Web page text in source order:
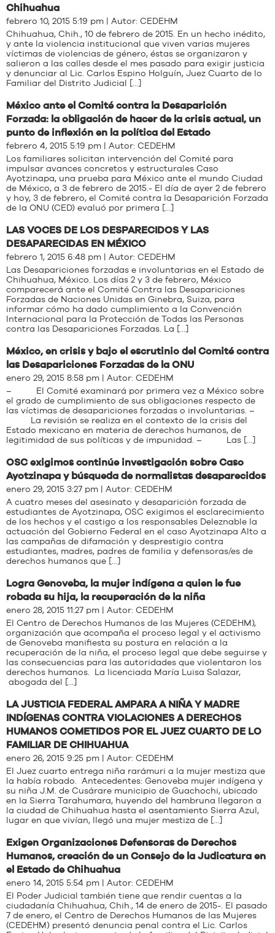
Chihuahua
febrero 10, 2015 5:19 pm | Autor: CEDEHM
Chihuahua, Chih., 10 de febrero de 2015. En un hecho inédito,
y ante la violencia institucional que viven varias mujeres
víctimas de violencias de género, éstas se organizaron y
salieron a las calles desde el mes pasado para exigir justicia
y denunciar al Lic. Carlos Espino Holguín, Juez Cuarto de lo
Familiar del Distrito Judicial […]
México ante el Comité contra la Desaparición
Forzada: la obligación de hacer de la crisis actual, un
punto de inflexión en la política del Estado
febrero 4, 2015 5:19 pm | Autor: CEDEHM
Los familiares solicitan intervención del Comité para
impulsar avances concretos y estructurales Caso
Ayotzinapa, una prueba para México ante el mundo Ciudad
de México, a 3 de febrero de 2015.- El día de ayer 2 de febrero
y hoy, 3 de febrero, el Comité contra la Desaparición Forzada
de la ONU (CED) evaluó por primera […]
LAS VOCES DE LOS DESPARECIDOS Y LAS
DESAPARECIDAS EN MÉXICO
febrero 1, 2015 6:48 pm | Autor: CEDEHM
Las Desapariciones forzadas e involuntarias en el Estado de
Chihuahua, México. Los días 2 y 3 de febrero, México
comparecerá ante el Comité Contra las Desapariciones
Forzadas de Naciones Unidas en Ginebra, Suiza, para
informar cómo ha dado cumplimiento a la Convención
Internacional para la Protección de Todas las Personas
contra las Desapariciones Forzadas. La […]
México, en crisis y bajo el escrutinio del Comité contra
las Desapariciones Forzadas de la ONU
enero 29, 2015 8:58 pm | Autor: CEDEHM
– El Comité examinará por primera vez a México sobre
el grado de cumplimiento de sus obligaciones respecto de
las víctimas de desapariciones forzadas o involuntarias. –
La revisión se realiza en el contexto de la crisis del
Estado mexicano en materia de derechos humanos, de
legitimidad de sus políticas y de impunidad. – Las […]
OSC exigimos continúe investigación sobre Caso
Ayotzinapa y búsqueda de normalistas desaparecidos
enero 29, 2015 3:27 pm | Autor: CEDEHM
A cuatro meses del asesinato y desaparición forzada de
estudiantes de Ayotzinapa, OSC exigimos el esclarecimiento
de los hechos y el castigo a los responsables Deleznable la
actuación del Gobierno Federal en el caso Ayotzinapa Alto a
las campañas de difamación y desprestigio contra
estudiantes, madres, padres de familia y defensoras/es de
derechos humanos que […]
Logra Genoveba, la mujer indígena a quien le fue
robada su hija, la recuperación de la niña
enero 28, 2015 11:27 pm | Autor: CEDEHM
El Centro de Derechos Humanos de las Mujeres (CEDEHM),
organización que acompaña el proceso legal y el activismo
de Genoveba manifiesta su postura en relación a la
recuperación de la niña, el proceso legal que debe seguirse y
las consecuencias para las autoridades que violentaron los
derechos humanos. La licenciada María Luisa Salazar,
abogada del […]
LA JUSTICIA FEDERAL AMPARA A NIÑA Y MADRE
INDÍGENAS CONTRA VIOLACIONES A DERECHOS
HUMANOS COMETIDOS POR EL JUEZ CUARTO DE LO
FAMILIAR DE CHIHUAHUA
enero 26, 2015 9:25 pm | Autor: CEDEHM
El Juez cuarto entrega niña rarámuri a la mujer mestiza que
la había robado. Antecedentes: Genoveba mujer indígena y
su niña J.M. de Cusárare municipio de Guachochi, ubicado
en la Sierra Tarahumara, huyendo del hambruna llegaron a
la ciudad de Chihuahua hasta el asentamiento Sierra Azul,
lugar en que vivían, llegó una mujer mestiza de […]
Exigen Organizaciones Defensoras de Derechos
Humanos, creación de un Consejo de la Judicatura en
el Estado de Chihuahua
enero 14, 2015 5:54 pm | Autor: CEDEHM
El Poder Judicial también tiene que rendir cuentas a la
ciudadanía Chihuahua, Chih., 14 de enero de 2015-. El pasado
7 de enero, el Centro de Derechos Humanos de las Mujeres
(CEDEHM) presentó denuncia penal contra el Lic. Carlos